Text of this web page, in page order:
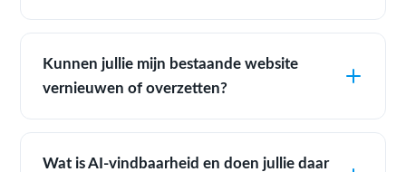
Kunnen jullie mijn bestaande website
vernieuwen of overzetten?
Wat is AI-vindbaarheid en doen jullie daar